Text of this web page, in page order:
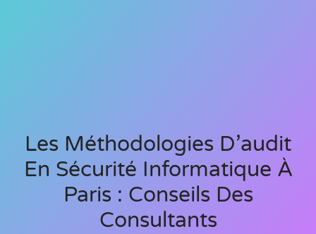
Les Méthodologies D’audit
En Sécurité Informatique À
Paris : Conseils Des
Consultants